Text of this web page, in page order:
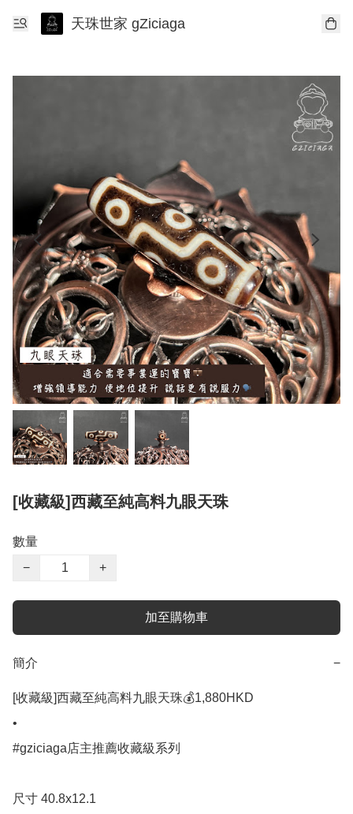
天珠世家 gZiciaga
[收藏級]西藏至純高料九眼天珠
數量
−
+
加至購物車
簡介 −
[收藏級]西藏至純高料九眼天珠💰1,880HKD
•
#gziciaga店主推薦收藏級系列
尺寸 40.8x12.1